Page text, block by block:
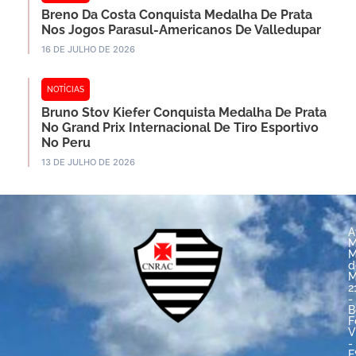
Breno Da Costa Conquista Medalha De Prata
Nos Jogos Parasul-Americanos De Valledupar
16 DE JULHO DE 2026
NOTÍCIAS
Bruno Stov Kiefer Conquista Medalha De Prata
No Grand Prix Internacional De Tiro Esportivo
No Peru
13 DE JULHO DE 2026
-
-